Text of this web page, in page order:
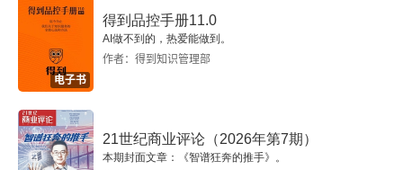
电子书
得到品控手册11.0
AI做不到的，热爱能做到。
作者：得到知识管理部
21世纪商业评论（2026年第7期）
本期封面文章：《智谱狂奔的推手》。